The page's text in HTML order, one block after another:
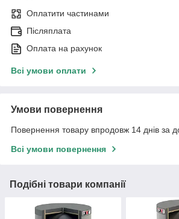
Оплатити частинами
Післяплата
Оплата на рахунок
Всі умови оплати
Умови повернення
Повернення товару впродовж 14 днів за
Всі умови повернення
Подібні товари компанії